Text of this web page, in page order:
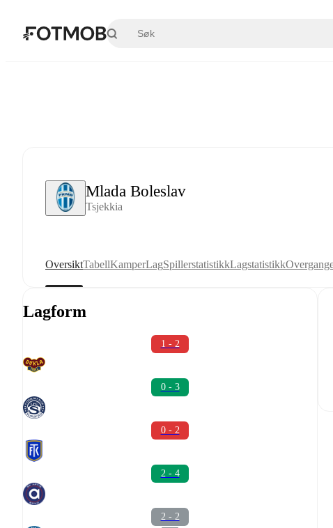
Mlada Boleslav
Tsjekkia
OversiktTabellKamperLagSpillerstatistikkLagstatistikk
Lagform
1 - 2
0 - 3
0 - 2
2 - 4
2 - 2